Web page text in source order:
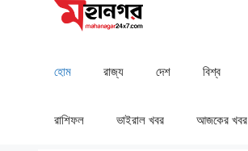
হোম রাজ্য দেশ ⁠বিশ্ব
রাশিফল ⁠⁠ভাইরাল খবর আজকের খবর